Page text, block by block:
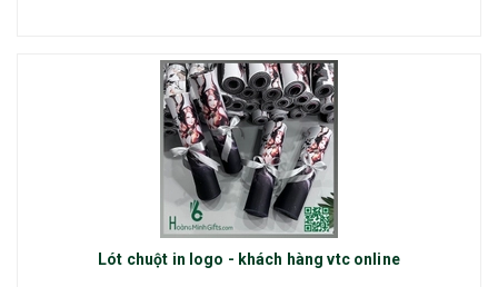
Lót chuột in logo - khách hàng vtc online